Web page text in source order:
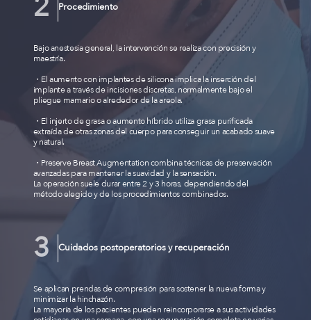
Procedimiento
Bajo anestesia general, la intervención se realiza con precisión y
maestría.
・El aumento con implantes de silicona implica la inserción del
implante a través de incisiones discretas, normalmente bajo el
pliegue mamario o alrededor de la areola.
・El injerto de grasa o aumento híbrido utiliza grasa purificada
extraída de otras zonas del cuerpo para conseguir un acabado suave
y natural.
・Preserve Breast Augmentation combina técnicas de preservación
avanzadas para mantener la suavidad y la sensación.
La operación suele durar entre 2 y 3 horas, dependiendo del
método elegido y de los procedimientos combinados.
Cuidados postoperatorios y recuperación
Se aplican prendas de compresión para sostener la nueva forma y
minimizar la hinchazón.
La mayoría de los pacientes pueden reincorporarse a sus actividades